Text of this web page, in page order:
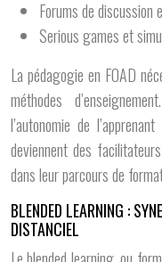
Forums de
Serious games et
La pédagogie en FOAD
méthodes
l’autonomie de
deviennent des
dans leur parcours de
BLENDED LEARNING :
DISTANCIEL